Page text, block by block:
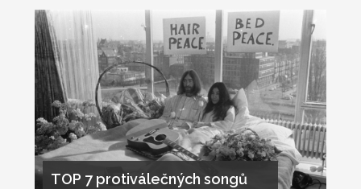
TOP 7 protiválečných songů